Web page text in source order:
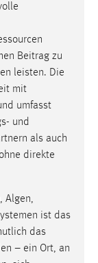
Beitrag zu
leisten. Die
mit
umfasst
und
als auch
direkte
Algen,
ist das
das
– ein Ort, an